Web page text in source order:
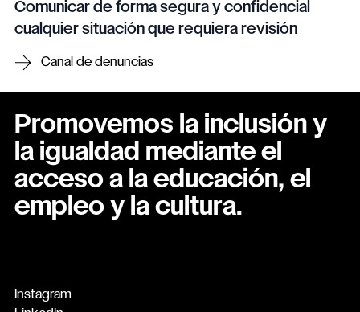
Comunicar de forma segura y confidencial
cualquier situación que requiera revisión
Canal de denuncias
Promovemos la inclusión y
la igualdad mediante el
acceso a la educación, el
empleo y la cultura.
Instagram